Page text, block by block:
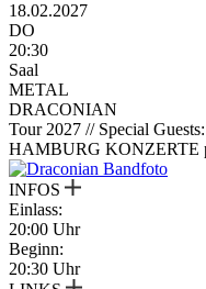
18.02.2027
DO
20:30
Saal
METAL
DRACONIAN
Tour 2027 // Special
HAMBURG KONZERTE
INFOS
Einlass:
20:00 Uhr
Beginn:
20:30 Uhr